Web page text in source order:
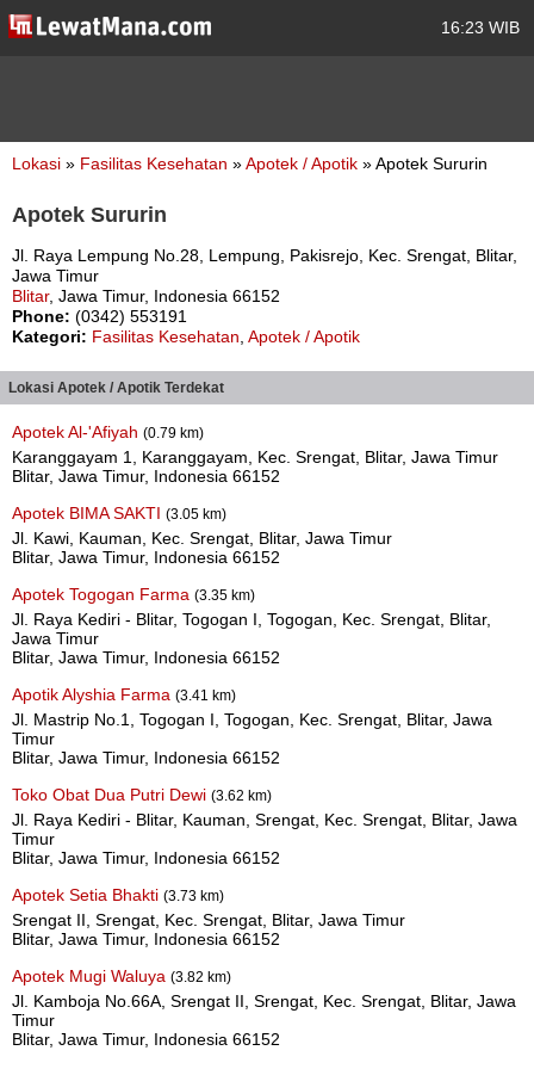
16:23 WIB
Lokasi » Fasilitas Kesehatan »Apotek / Apotik » Apotek Sururin
Apotek Sururin
Jl. Raya Lempung No.28, Lempung, Pakisrejo, Kec. Srengat, Blitar,
Jawa Timur
Blitar, Jawa Timur, Indonesia 66152
Phone: (0342) 553191
Kategori: Fasilitas Kesehatan Apotek / Apotik
Lokasi Apotek / Apotik Terdekat
Apotek Al-'Afiyah (0.79 km)
Karanggayam 1, Karanggayam, Kec. Srengat, Blitar, Jawa Timur
Blitar, Jawa Timur, Indonesia 66152
Apotek BIMA SAKTI (3.05 km)
Jl. Kawi, Kauman, Kec. Srengat, Blitar, Jawa Timur
Blitar, Jawa Timur, Indonesia 66152
Apotek Togogan Farma (3.35 km)
Jl. Raya Kediri - Blitar, Togogan I, Togogan, Kec. Srengat, Blitar,
Jawa Timur
Blitar, Jawa Timur, Indonesia 66152
Apotik Alyshia Farma (3.41 km)
Jl. Mastrip No.1, Togogan I, Togogan, Kec. Srengat, Blitar, Jawa
Timur
Blitar, Jawa Timur, Indonesia 66152
Toko Obat Dua Putri Dewi (3.62 km)
Jl. Raya Kediri - Blitar, Kauman, Srengat, Kec. Srengat, Blitar, Jawa
Timur
Blitar, Jawa Timur, Indonesia 66152
Apotek Setia Bhakti (3.73 km)
Srengat II, Srengat, Kec. Srengat, Blitar, Jawa Timur
Blitar, Jawa Timur, Indonesia 66152
Apotek Mugi Waluya (3.82 km)
Jl. Kamboja No.66A, Srengat II, Srengat, Kec. Srengat, Blitar, Jawa
Timur
Blitar, Jawa Timur, Indonesia 66152